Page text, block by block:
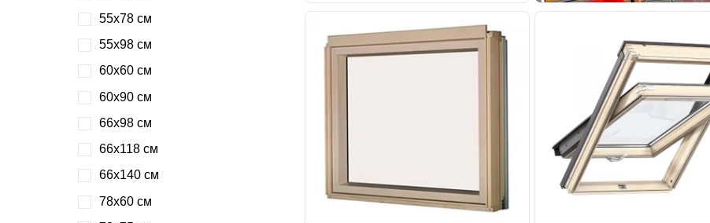
55х78 см
55х98 см
60х60 см
60х90 см
66х98 см
66х118 см
66х140 см
78х60 см